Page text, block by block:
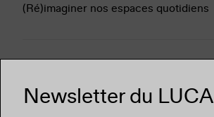
(Ré)imaginer nos espaces quotidiens
Newsletter du LUCA